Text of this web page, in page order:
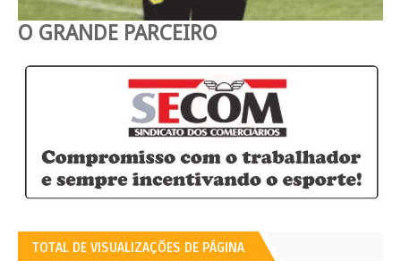
O GRANDE PARCEIRO
TOTAL DE VISUALIZAÇÕES DE PÁGINA